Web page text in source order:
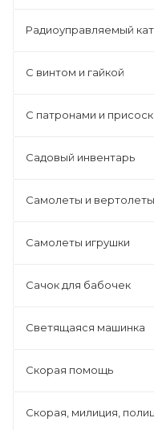
Радиоуправляемый
С винтом и гайкой
С патронами и
Садовый инвентарь
Самолеты и вертолеты
Самолеты игрушки
Сачок для бабочек
Светящаяся машинка
Скорая помощь
Скорая, милиция,